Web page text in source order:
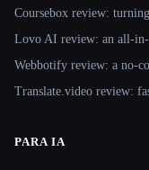
Coursebox review:
Lovo AI review: an all-in-
Webbotify review: a no-
Translate.video review:
PARA IA